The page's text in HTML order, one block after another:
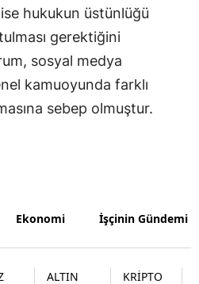
Sinop
Tekirdağ
Tokat
Şanlıurfa
Uşak
Van
hukukun üstünlüğü
gerektiğini
sosyal medya
kamuoyunda farklı
sebep olmuştur.
Ekonomi İşçinin Gündemi
ALTIN
KRİPTO